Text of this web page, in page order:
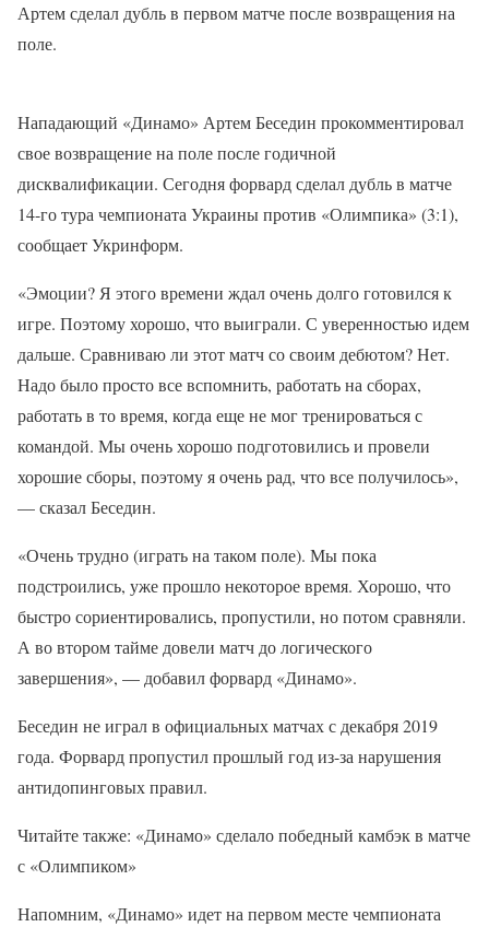
Артем сделал дубль в первом матче после возвращения на
поле.
Нападающий «Динамо» Артем Беседин прокомментировал
свое возвращение на поле после годичной
дисквалификации. Сегодня форвард сделал дубль в матче
14-го тура чемпионата Украины против «Олимпика» (3:1),
сообщает Укринформ.
«Эмоции? Я этого времени ждал очень долго готовился к
игре. Поэтому хорошо, что выиграли. С уверенностью идем
дальше. Сравниваю ли этот матч со своим дебютом? Нет.
Надо было просто все вспомнить, работать на сборах,
работать в то время, когда еще не мог тренироваться с
командой. Мы очень хорошо подготовились и провели
хорошие сборы, поэтому я очень рад, что все получилось»,
— сказал Беседин.
«Очень трудно (играть на таком поле). Мы пока
подстроились, уже прошло некоторое время. Хорошо, что
быстро сориентировались, пропустили, но потом сравняли.
А во втором тайме довели матч до логического
завершения», — добавил форвард «Динамо».
Беседин не играл в официальных матчах с декабря 2019
года. Форвард пропустил прошлый год из-за нарушения
антидопинговых правил.
Читайте также: «Динамо» сделало победный камбэк в матче
с «Олимпиком»
Напомним, «Динамо» идет на первом месте чемпионата